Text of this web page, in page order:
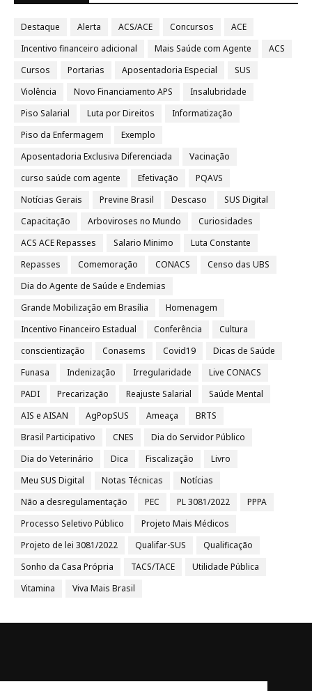
Destaque Alerta ACS/ACE Concursos
ACE
Incentivo financeiro adicional
Mais Saúde com Agente
ACS
Cursos
Portarias Aposentadoria Especial
SUS
Violência
Novo Financiamento APS
Insalubridade
Piso Salarial
Luta por Direitos
Informatização
Piso da Enfermagem
Exemplo
Aposentadoria Exclusiva Diferenciada
Vacinação
curso saúde com agente
Efetivação
PQAVS
Notícias Gerais
Previne Brasil Descaso
SUS Digital
Capacitação
Arboviroses no Mundo
Curiosidades
ACS ACE Repasses
Salario Minimo
Luta Constante
Repasses
Comemoração CONACS
Censo das UBS
Dia do Agente de Saúde e Endemias
Grande Mobilização em Brasília
Homenagem
Incentivo Financeiro Estadual
Conferência
Cultura
conscientização
Conasems Covid19
Dicas de Saúde
Funasa
Indenização Irregularidade
Live CONACS
PADI
Precarização Reajuste Salarial
Saúde Mental
AIS e AISAN
AgPopSUS Ameaça
BRTS
Brasil Participativo
CNES
Dia do Servidor Público
Dia do Veterinário
Dica Fiscalização
Livro
Meu SUS Digital
Notas Técnicas
Notícias
Não a desregulamentação
PEC PL 3081/2022
PPPA
Processo Seletivo Público
Projeto Mais Médicos
Projeto de lei 3081/2022
Qualifar-SUS
Qualificação
Sonho da Casa Própria
TACS/TACE
Utilidade Pública
Vitamina
Viva Mais Brasil